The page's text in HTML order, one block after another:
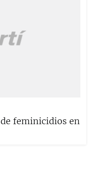
feminicidios en